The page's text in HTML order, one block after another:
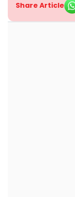
Share Article